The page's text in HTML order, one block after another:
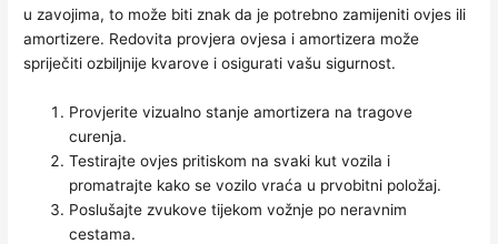
u zavojima, to može biti znak da je potrebno zamijeniti ovjes ili
amortizere. Redovita provjera ovjesa i amortizera može
spriječiti ozbiljnije kvarove i osigurati vašu sigurnost.
Provjerite vizualno stanje amortizera na tragove
curenja.
Testirajte ovjes pritiskom na svaki kut vozila i
promatrajte kako se vozilo vraća u prvobitni položaj.
Poslušajte zvukove tijekom vožnje po neravnim
cestama.